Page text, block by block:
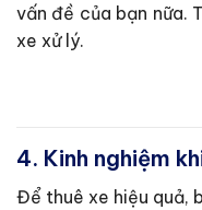
vấn đề của bạn nữa.
xe xử lý.
4. Kinh nghiệm
Để thuê xe hiệu quả,